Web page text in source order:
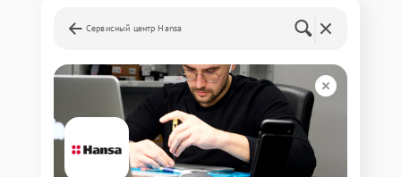
Сервисный центр Hansa